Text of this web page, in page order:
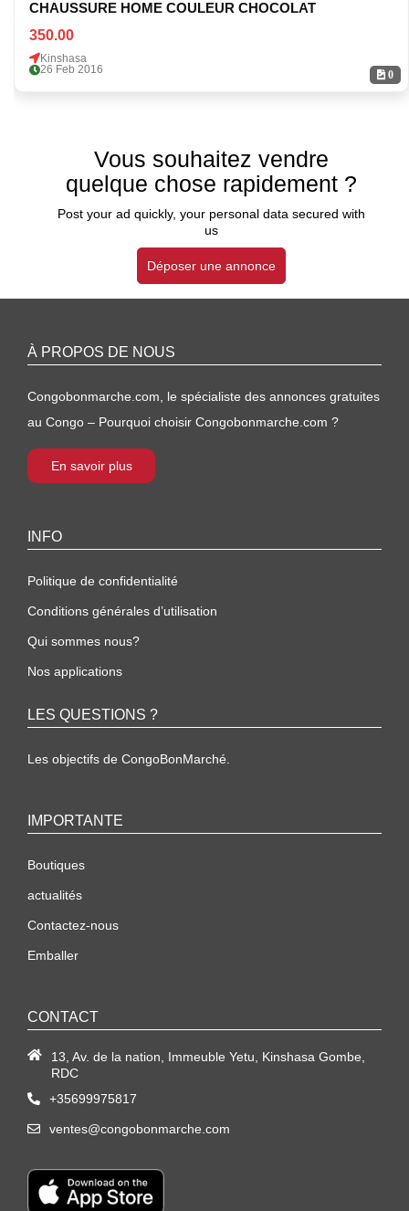
0
CHAUSSURE HOME COULEUR CHOCOLAT
350.00
Kinshasa
26 Feb 2016
Vous souhaitez vendre
quelque chose rapidement ?
Post your ad quickly, your personal data secured with
us
Déposer une annonce
À PROPOS DE NOUS
Congobonmarche.com, le spécialiste des annonces gratuites
au Congo – Pourquoi choisir Congobonmarche.com ?
En savoir plus
INFO
Politique de confidentialité
Conditions générales d’utilisation
Qui sommes nous?
Nos applications
LES QUESTIONS ?
Les objectifs de CongoBonMarché.
IMPORTANTE
Boutiques
actualités
Contactez-nous
Emballer
CONTACT
13, Av. de la nation, Immeuble Yetu, Kinshasa Gombe,
RDC
+35699975817
ventes@congobonmarche.com